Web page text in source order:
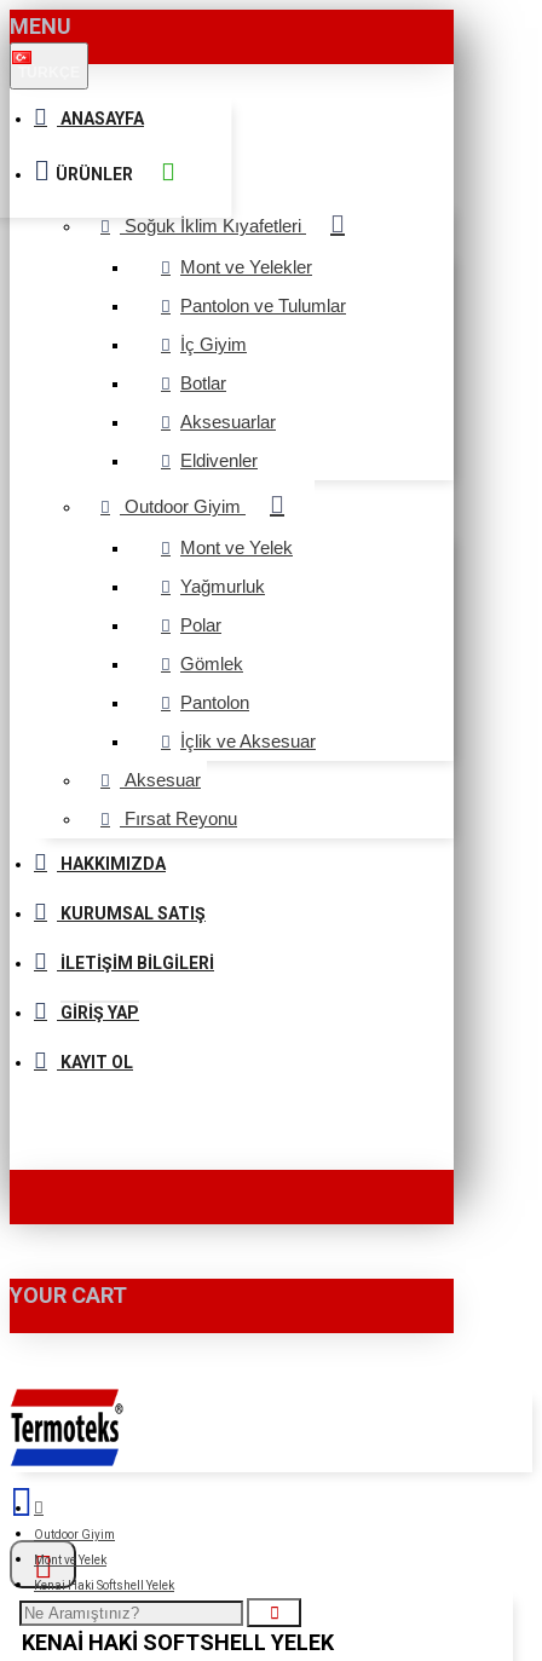
MENU
ANASAYFA
ÜRÜNLER
Soğuk İklim Kıyafetleri
Mont ve Yelekler
Pantolon ve Tulumlar
İç Giyim
Botlar
Aksesuarlar
Eldivenler
Outdoor Giyim
Mont ve Yelek
Yağmurluk
Polar
Gömlek
Pantolon
İçlik ve Aksesuar
Aksesuar
Fırsat Reyonu
HAKKIMIZDA
KURUMSAL SATIŞ
İLETIŞIM BILGILERI
GIRIŞ YAP
KAYIT OL
YOUR CART
Outdoor Giyim
Mont ve Yelek
Kenai Haki Softshell Yelek
KENAI HAKI SOFTSHELL YELEK